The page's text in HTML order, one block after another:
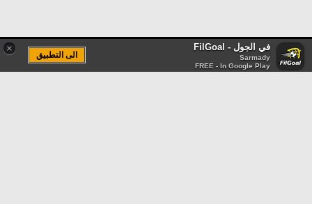
× في الجول - FilGoal
Sarmady
FREE - In Google Play
الى التطبيق